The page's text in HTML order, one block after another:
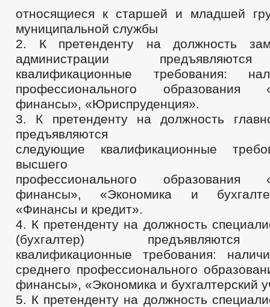
относящиеся к старшей и младшей
муниципальной службы
2. К претенденту на должность
администрации
квалификационные требования:
профессионального
финансы», «Юриспруденция».
3. К претенденту на должность
предъявляются
следующие квалификационные
высшего
профессионального
финансы», «Экономика и
«Финансы и кредит».
4. К претенденту на должность
(бухгалтер)
квалификационные требования:
среднего профессионального
финансы», «Экономика и бухгалтерский
5. К претенденту на должность